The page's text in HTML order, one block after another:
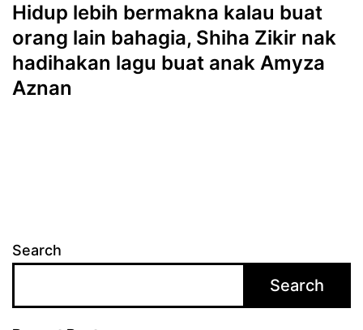
Hidup lebih bermakna kalau buat
orang lain bahagia, Shiha Zikir nak
hadihakan lagu buat anak Amyza
Aznan
Search
Search